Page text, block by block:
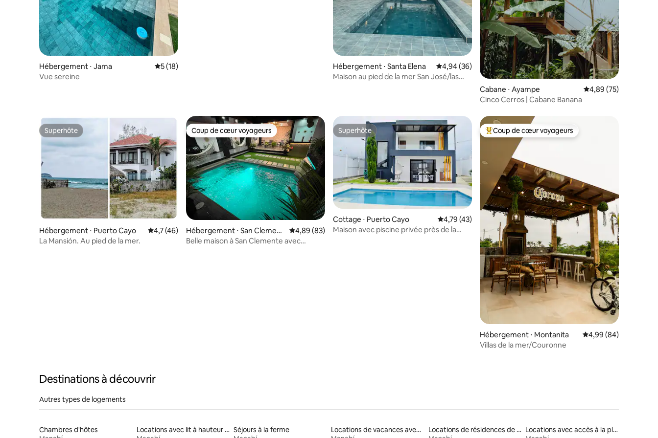
Hébergement ⋅ Jama Évaluation moyenne sur la base de 18 commentaires : 5 sur 5
5 (18)
Vue sereine
Hébergement ⋅ Santa Elena Évaluation moyenne sur la base de 36 commentaires : 4,94 sur 5
4,94 (36)
Maison au pied de la mer San José/las
Cabane ⋅ Ayampe Évaluation moyenne
4,89 (75)
Cinco Cerros | Cabane Banana
Superhôte
Superhôte
Hébergement ⋅ Puerto Cayo Évaluation moyenne sur la base de 46 commentaires : 4,7 sur 5
4,7 (46)
La Mansión. Au pied de la mer.
Coup de cœur voyageurs
Coup de cœur voyageurs
Hébergement ⋅ San Clement
e
Évaluation moyenne sur la base de 83 commentaires : 4,89 sur 5
4,89 (83)
Belle maison à San Clemente avec
Superhôte
Superhôte
Cottage ⋅ Puerto Cayo Évaluation moyenne sur la base de 43 commentaires : 4,79 sur 5
4,79 (43)
Maison avec piscine privée près de la
Coups de cœur voyageurs les plus appréciés
Coup de cœur voyageurs
Hébergement ⋅ Montanita Évaluation moyenne
4,99 (84)
Villas de la mer/Couronne
Destinations à découvrir
Autres types de logements
Chambres d'hôtes
Locations avec lit à hauteur adaptée Séjours à la ferme
Locations de vacances avec piscine
Locations de résidences de tourisme
Locations avec accès à la plage